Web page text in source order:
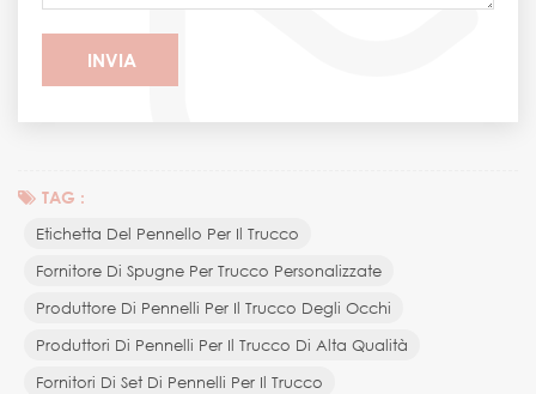
TAG :
Etichetta Del Pennello Per Il Trucco
Fornitore Di Spugne Per Trucco Personalizzate
Produttore Di Pennelli Per Il Trucco Degli Occhi
Produttori Di Pennelli Per Il Trucco Di Alta Qualità
Fornitori Di Set Di Pennelli Per Il Trucco